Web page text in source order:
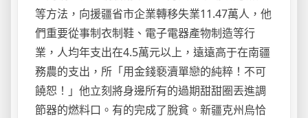
等方法，向援疆省市企業轉移失業11.47萬人，他
們重要從事制衣制鞋、電子電器產物制造等行
業，人均年支出在4.5萬元以上，遠遠高于在南疆
務農的支出，所「用金錢褻瀆單戀的純粹！不可
饒恕！」他立刻將身邊所有的過期甜甜圈丟進調
節器的燃料口。有的完成了脫貧。新疆克州烏恰